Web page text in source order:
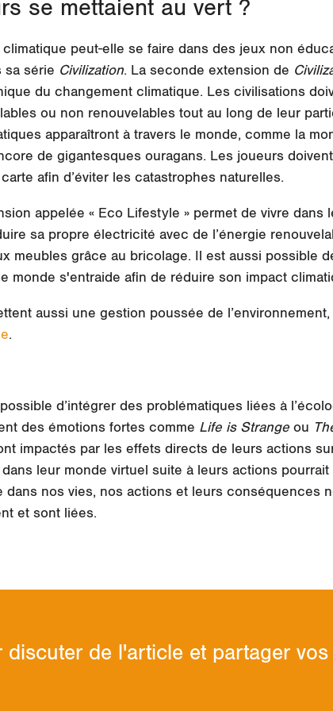
se mettaient au vert ?
peut-elle se faire dans des jeux non
sa série Civilization. La seconde extension de
du changement climatique. Les civilisations
ou non renouvelables tout au long de leur
apparaîtront à travers le monde, comme la
de gigantesques ouragans. Les joueurs
afin d’éviter les catastrophes naturelles.
appelée « Eco Lifestyle » permet de vivre dans
sa propre électricité avec de l’énergie
meubles grâce au bricolage. Il est aussi possible
monde s'entraide afin de réduire son impact
aussi une gestion poussée de
.
d’intégrer des problématiques liées à
des émotions fortes comme Life is Strangeou
impactés par les effets directs de leurs actions
leur monde virtuel suite à leurs actions
dans nos vies, nos actions et leurs conséquences
et sont liées.
discuter de l'article et partager